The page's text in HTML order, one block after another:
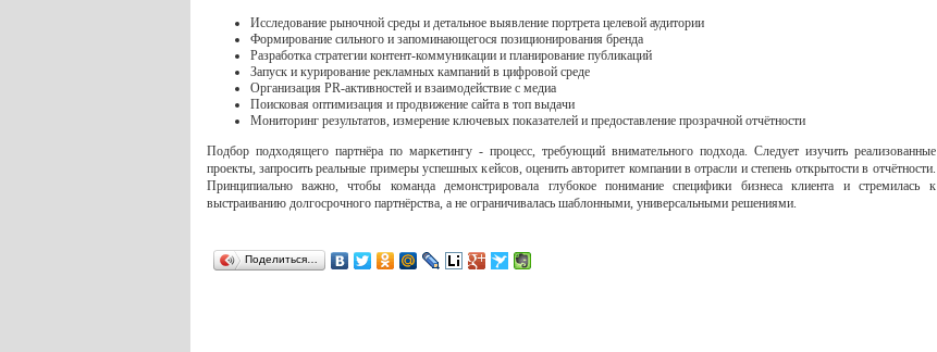
Исследование рыночной среды и детальное выявление портрета целевой аудитории
Формирование сильного и запоминающегося позиционирования бренда
Разработка стратегии контент-коммуникации и планирование публикаций
Запуск и курирование рекламных кампаний в цифровой среде
Организация PR-активностей и взаимодействие с медиа
Поисковая оптимизация и продвижение сайта в топ выдачи
Мониторинг результатов, измерение ключевых показателей и предоставление прозрачной отчётности
Подбор подходящего партнёра по маркетингу - процесс, требующий внимательного подхода. Следует изучить реализованные
проекты, запросить реальные примеры успешных кейсов, оценить авторитет компании в отрасли и степень открытости в отчётности.
Принципиально важно, чтобы команда демонстрировала глубокое понимание специфики бизнеса клиента и стремилась к
выстраиванию долгосрочного партнёрства, а не ограничивалась шаблонными, универсальными решениями.
Поделиться…